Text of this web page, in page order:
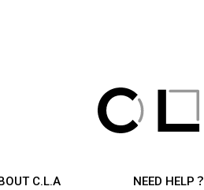
C.L.A
NEED HELP？